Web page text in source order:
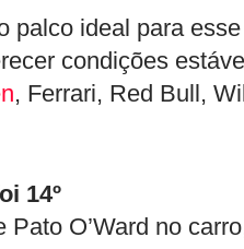
palco ideal para
condições
, Ferrari, Red Bull,
14º
O’Ward no